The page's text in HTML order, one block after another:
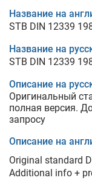
Название на
STB DIN 12339
Название на
STB DIN 12339
Описание на
Оригинальный
полная версия.
запросу
Описание на
Original standard
Additional info +